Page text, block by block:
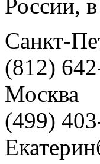
России,
Санкт-
(812)
Москва
(499)